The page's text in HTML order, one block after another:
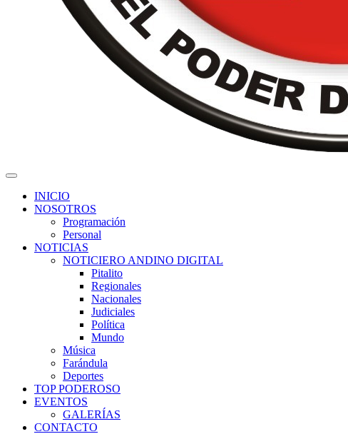
INICIO
NOSOTROS
Programación
Personal
NOTICIAS
NOTICIERO ANDINO DIGITAL
Pitalito
Regionales
Nacionales
Judiciales
Política
Mundo
Música
Farándula
Deportes
TOP PODEROSO
EVENTOS
GALERÍAS
CONTACTO